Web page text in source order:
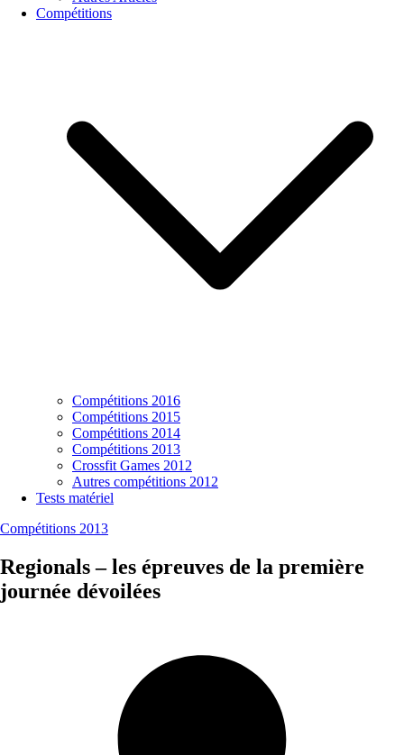
Compétitions
Compétitions 2016
Compétitions 2015
Compétitions 2014
Compétitions 2013
Crossfit Games 2012
Autres compétitions 2012
Tests matériel
Compétitions 2013
Regionals – les épreuves de la première
journée dévoilées